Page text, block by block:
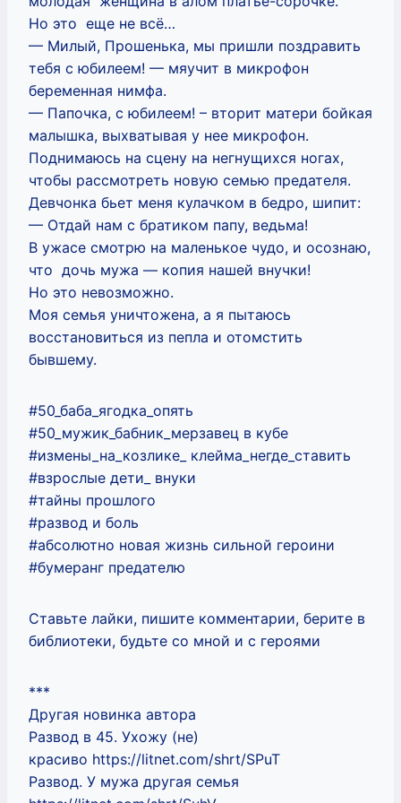
Но это еще не всё…
— Милый, Прошенька, мы пришли поздравить
тебя с юбилеем! — мяучит в микрофон
беременная нимфа.
— Папочка, с юбилеем! – вторит матери бойкая
малышка, выхватывая у нее микрофон.
Поднимаюсь на сцену на негнущихся ногах,
чтобы рассмотреть новую семью предателя.
Девчонка бьет меня кулачком в бедро, шипит:
— Отдай нам с братиком папу, ведьма!
В ужасе смотрю на маленькое чудо, и осознаю,
что дочь мужа — копия нашей внучки!
Но это невозможно.
Моя семья уничтожена, а я пытаюсь
восстановиться из пепла и отомстить
бывшему.
#50_баба_ягодка_опять
#50_мужик_бабник_мерзавец в кубе
#измены_на_козлике_ клейма_негде_ставить
#взрослые дети_ внуки
#тайны прошлого
#развод и боль
#абсолютно новая жизнь сильной героини
#бумеранг предателю
Ставьте лайки, пишите комментарии, берите в
библиотеки, будьте со мной и с героями
***
Другая новинка автора
Развод в 45. Ухожу (не)
красиво https://litnet.com/shrt/SPuT
Развод. У мужа другая семья